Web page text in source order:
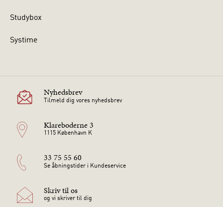
Studybox
Systime
Nyhedsbrev
Tilmeld dig vores nyhedsbrev
Klareboderne 3
1115 København K
33 75 55 60
Se åbningstider i Kundeservice
Skriv til os
og vi skriver til dig